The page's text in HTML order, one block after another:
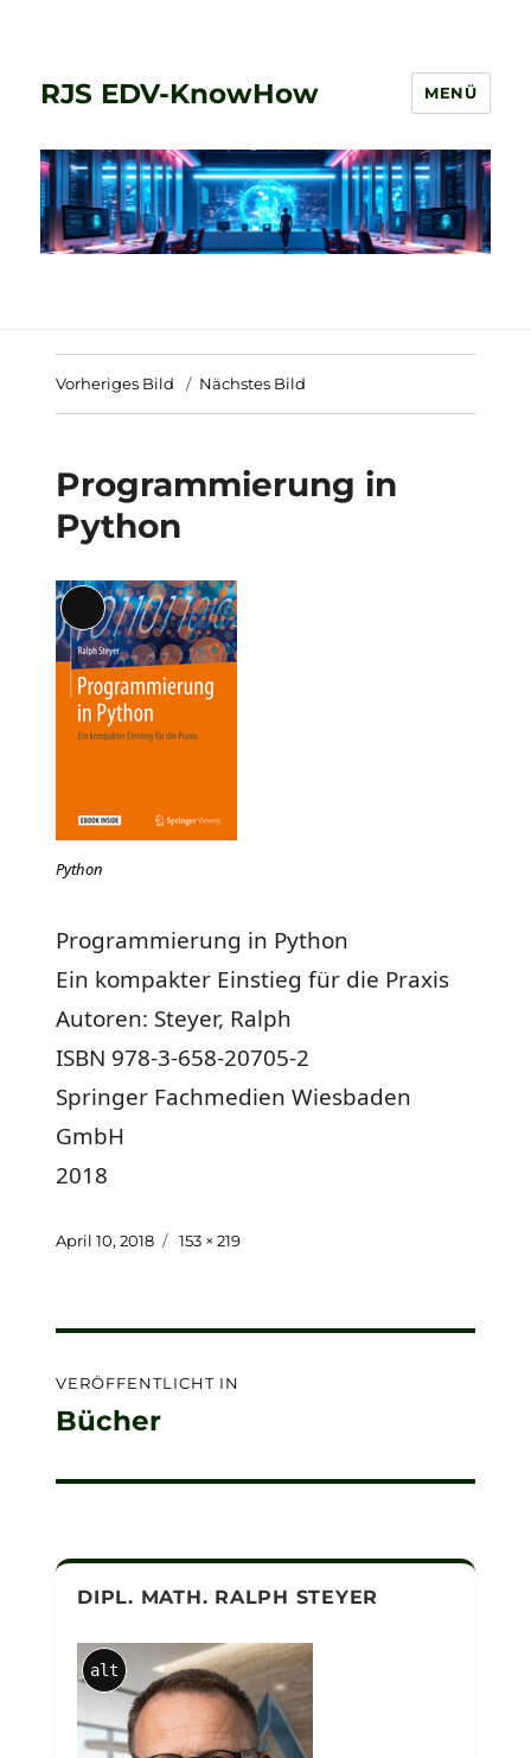
RJS EDV-KnowHow MENÜ
Vorheriges Bild Nächstes Bild
Programmierung in
Python
Lange
Beschreibung
Python
Programmierung in Python
Ein kompakter Einstieg für die Praxis
Autoren: Steyer, Ralph
ISBN 978-3-658-20705-2
Springer Fachmedien Wiesbaden
GmbH
2018
Veröffentlicht
April 10, 2018 Originalgröße
153 × 219
VERÖFFENTLICHT IN
Bücher
DIPL. MATH. RALPH STEYER
alt